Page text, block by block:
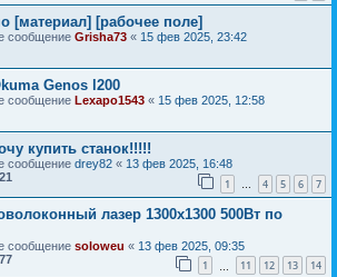
[материал] [рабочее поле]
сообщение Grisha73 « 15 фев 2025, 23:42
Genos l200
сообщение Lexapo1543 « 15 фев 2025, 12:58
купить станок!!!!!
сообщение drey82 « 13 фев 2025, 16:48
1 … 4 5 6 7
лазер 1300х1300 500Вт по
сообщение soloweu « 13 фев 2025, 09:35
1 11 12 13 14